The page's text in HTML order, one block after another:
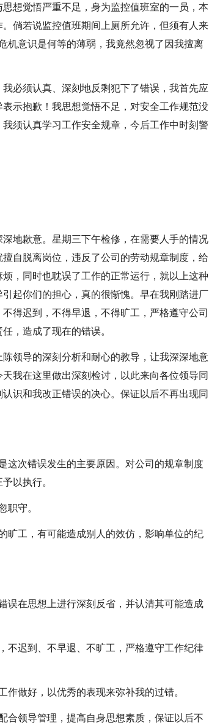
想觉悟严重不足，身为监控值班室的一员，本
倘若说监控值班期间上厕所允许，但须有人来
机意识是何等的薄弱，我竟然忽视了因我擅离
必须认真、深刻地反剩犯下了错误，我首先应
示抱歉！我思想觉悟不足，对安全工作规范没
须认真学习工作安全规章，今后工作中时刻警
地歉意。星期三下午检修，在需要人手的情况
自脱离岗位，违反了公司的劳动规章制度，给
，同时也耽误了工作的正常运行，就以上这种
起你们的担心，真的很惭愧。早在我刚踏进厂
得迟到，不得早退，不得旷工，严格遵守公司
，造成了现在的错误。
领导的深刻分析和耐心的教导，让我深深地意
我在这里做出深刻检讨，以此来向各位领导同
识和我改正错误的决心。保证以后不再出现同
这次错误发生的主要原因。对公司的规章制度
以执行。
职守。
旷工，有可能造成别人的效仿，影响单位的纪
误在思想上进行深刻反省，并认清其可能造成
不迟到、不早退、不旷工，严格遵守工作纪律
做好，以优秀的表现来弥补我的过错。
合领导管理，提高自身思想素质，保证以后不